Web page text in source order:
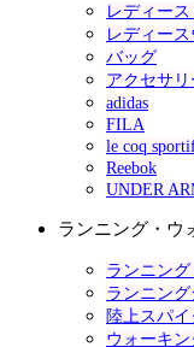
レディー
レディー
バッグ
アクセサリ
adidas
FILA
le coq
Reebok
UNDER
ランニング・ウ
ランニン
ランニン
陸上スパイ
ウォーキ